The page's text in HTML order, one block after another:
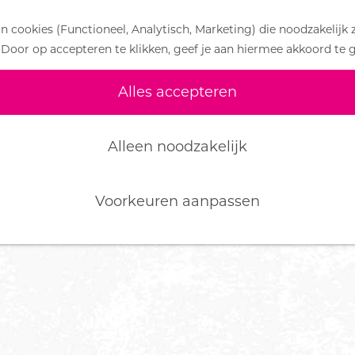
cookies (Functioneel, Analytisch, Marketing) die noodzakelijk
op accepteren te klikken, geef je aan hiermee akkoord te
Alles accepteren
Alleen noodzakelijk
Voorkeuren aanpassen